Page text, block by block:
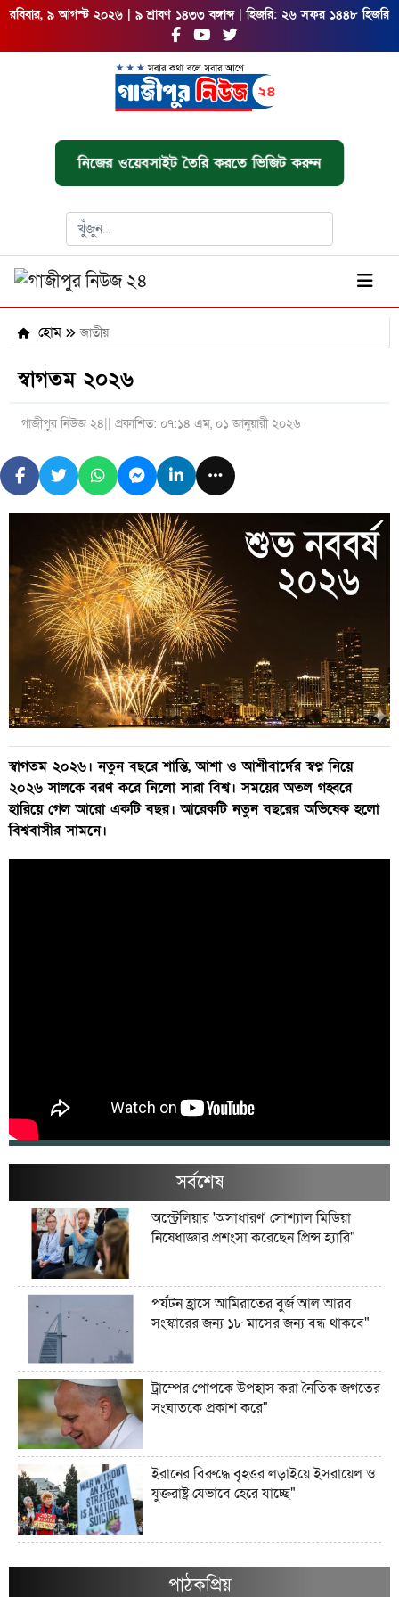
রবিবার, ৯ আগস্ট ২০২৬ | ৯ শ্রাবণ ১৪৩৩ বঙ্গাব্দ | হিজরি: ২৬ সফর ১৪৪৮ হিজরি
নিজের ওয়েবসাইট তৈরি করতে ভিজিট করুন
হোম জাতীয়
স্বাগতম ২০২৬
গাজীপুর নিউজ ২৪ || প্রকাশিত: ০৭:১৪ এম, ০১ জানুয়ারী ২০২৬
স্বাগতম ২০২৬। নতুন বছরে শান্তি, আশা ও আশীবার্দের স্বপ্ন নিয়ে
২০২৬ সালকে বরণ করে নিলো সারা বিশ্ব। সময়ের অতল গহ্বরে
হারিয়ে গেল আরো একটি বছর। আরেকটি নতুন বছরের অভিষেক হলো
বিশ্ববাসীর সামনে।
সর্বশেষ
অস্ট্রেলিয়ার 'অসাধারণ' সোশ্যাল মিডিয়া
নিষেধাজ্ঞার প্রশংসা করেছেন প্রিন্স হ্যারি"
পর্যটন হ্রাসে আমিরাতের বুর্জ আল আরব
সংস্কারের জন্য ১৮ মাসের জন্য বন্ধ থাকবে"
ট্রাম্পের পোপকে উপহাস করা নৈতিক জগতের
সংঘাতকে প্রকাশ করে"
ইরানের বিরুদ্ধে বৃহত্তর লড়াইয়ে ইসরায়েল ও
যুক্তরাষ্ট্র যেভাবে হেরে যাচ্ছে"
সম্পদগুলো কী এবং সেগুলো কোথায় রাখা
পাঠকপ্রিয়